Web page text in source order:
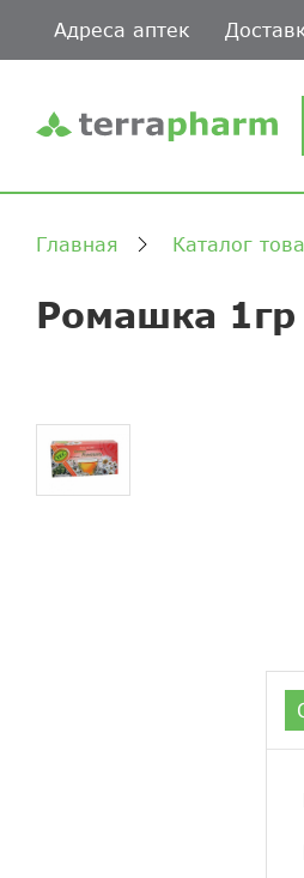
Адреса аптек
Главная Каталог
Ромашка